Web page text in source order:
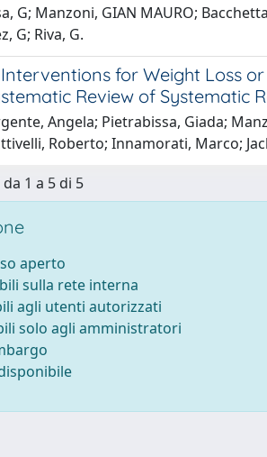
G; Manzoni, GIAN MAURO;
G; Riva, G.
for Weight Loss
Review of Systematic
Angela; Pietrabissa, Giada;
Roberto; Innamorati, Marco;
1 a 5 di 5
aperto
sulla rete interna
agli utenti autorizzati
solo agli amministratori